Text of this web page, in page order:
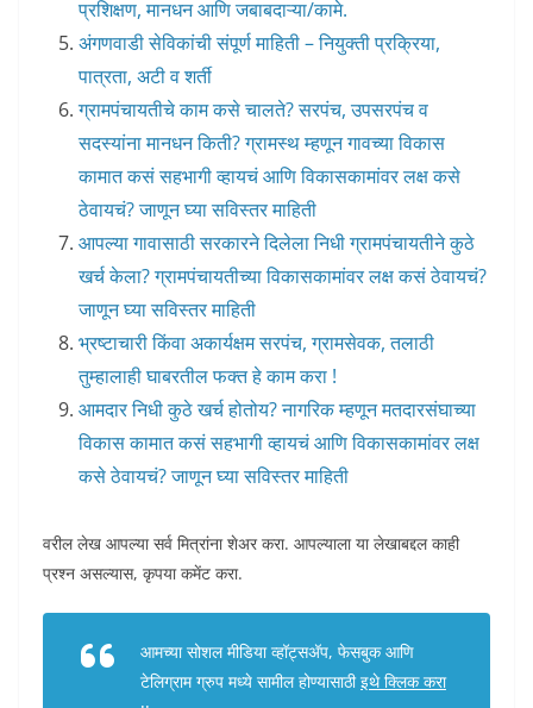
प्रशिक्षण, मानधन आणि जबाबदाऱ्या/कामे.
अंगणवाडी सेविकांची संपूर्ण माहिती – नियुक्ती प्रक्रिया,
पात्रता, अटी व शर्ती
ग्रामपंचायतीचे काम कसे चालते? सरपंच, उपसरपंच व
सदस्यांना मानधन किती? ग्रामस्थ म्हणून गावच्या विकास
कामात कसं सहभागी व्हायचं आणि विकासकामांवर लक्ष कसे
ठेवायचं? जाणून घ्या सविस्तर माहिती
आपल्या गावासाठी सरकारने दिलेला निधी ग्रामपंचायतीने कुठे
खर्च केला? ग्रामपंचायतीच्या विकासकामांवर लक्ष कसं ठेवायचं?
जाणून घ्या सविस्तर माहिती
भ्रष्टाचारी किंवा अकार्यक्षम सरपंच, ग्रामसेवक, तलाठी
तुम्हालाही घाबरतील फक्त हे काम करा !
आमदार निधी कुठे खर्च होतोय? नागरिक म्हणून मतदारसंघाच्या
विकास कामात कसं सहभागी व्हायचं आणि विकासकामांवर लक्ष
कसे ठेवायचं? जाणून घ्या सविस्तर माहिती
वरील लेख आपल्या सर्व मित्रांना शेअर करा. आपल्याला या लेखाबद्दल काही
प्रश्न असल्यास, कृपया कमेंट करा.
आमच्या सोशल मीडिया व्हॉट्सअ‍ॅप, फेसबुक आणि
टेलिग्राम ग्रुप मध्ये सामील होण्यासाठीइथे क्लिक करा